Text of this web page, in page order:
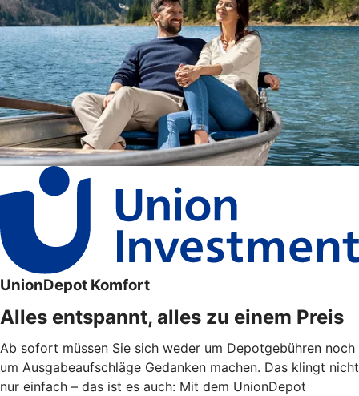
UnionDepot Komfort
Alles entspannt, alles zu einem Preis
Ab sofort müssen Sie sich weder um Depotgebühren noch
um Ausgabeaufschläge Gedanken machen. Das klingt nicht
nur einfach – das ist es auch: Mit dem UnionDepot